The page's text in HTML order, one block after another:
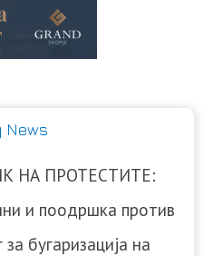
News
НА ПРОТЕСТИТЕ:
и поодршка против
бугаризација на